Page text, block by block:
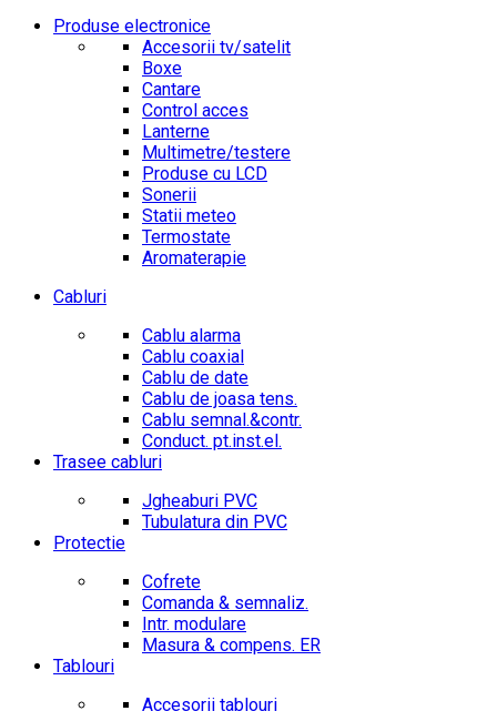
Produse electronice
Accesorii tv/satelit
Boxe
Cantare
Control acces
Lanterne
Multimetre/testere
Produse cu LCD
Sonerii
Statii meteo
Termostate
Aromaterapie
Cabluri
Cablu alarma
Cablu coaxial
Cablu de date
Cablu de joasa tens.
Cablu semnal.&contr.
Conduct. pt.inst.el.
Trasee cabluri
Jgheaburi PVC
Tubulatura din PVC
Protectie
Cofrete
Comanda & semnaliz.
Intr. modulare
Masura & compens. ER
Tablouri
Accesorii tablouri